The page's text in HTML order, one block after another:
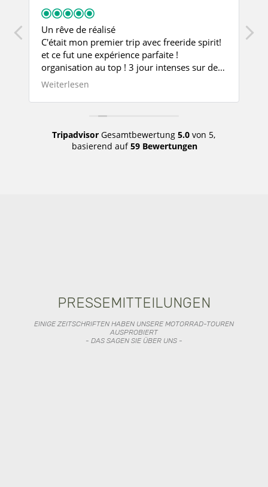
Un rêve de réalisé
C'était mon premier trip avec freeride spirit!
et ce fut une expérience parfaite !
organisation au top ! 3 jour intenses sur des
super KTM et une équipe en or ! je
Weiterlesen
TripadvisorGesamtbewertung 5.0von 5,
basierend auf59 Bewertungen
PRESSEMITTEILUNGEN
EINIGE ZEITSCHRIFTEN HABEN UNSERE MOTORRAD-TOUREN
AUSPROBIERT
- DAS SAGEN SIE ÜBER UNS -